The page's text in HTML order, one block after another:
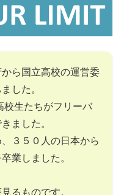
ら国立高校の運営委
した。
校生たちがフリーバ
ました。
３５０人の日本から
業しました。
るものです。